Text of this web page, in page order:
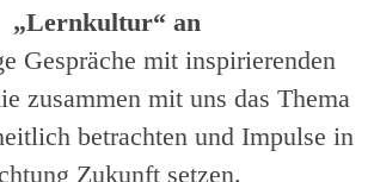
„Lernkultur“ an
Gespräche mit inspirierenden
zusammen mit uns das Thema
betrachten und Impulse in
Zukunft setzen.